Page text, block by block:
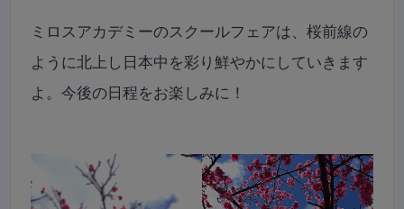
ミロスアカデミーのスクールフェアは、桜前線の
ように北上し日本中を彩り鮮やかにしていきます
よ。今後の日程をお楽しみに！